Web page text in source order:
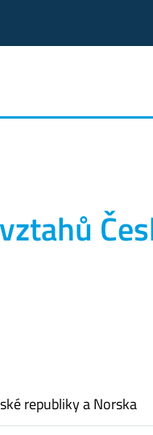
republiky a Norska